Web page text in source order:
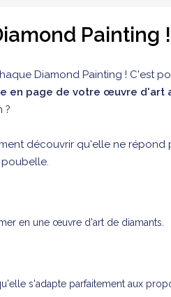
Painting !
Diamond Painting ! C'est
en page de votre œuvre d'art
?
découvrir qu'elle ne répond
poubelle.
en une œuvre d'art de diamants.
s'adapte parfaitement aux